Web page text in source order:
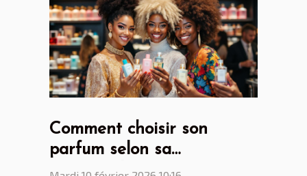
Comment choisir son
parfum selon sa
personnalité?